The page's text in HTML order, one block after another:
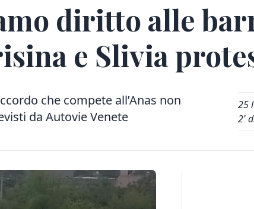
diritto alle
e Slivia
che compete all’Anas non
da Autovie Venete
25
2'